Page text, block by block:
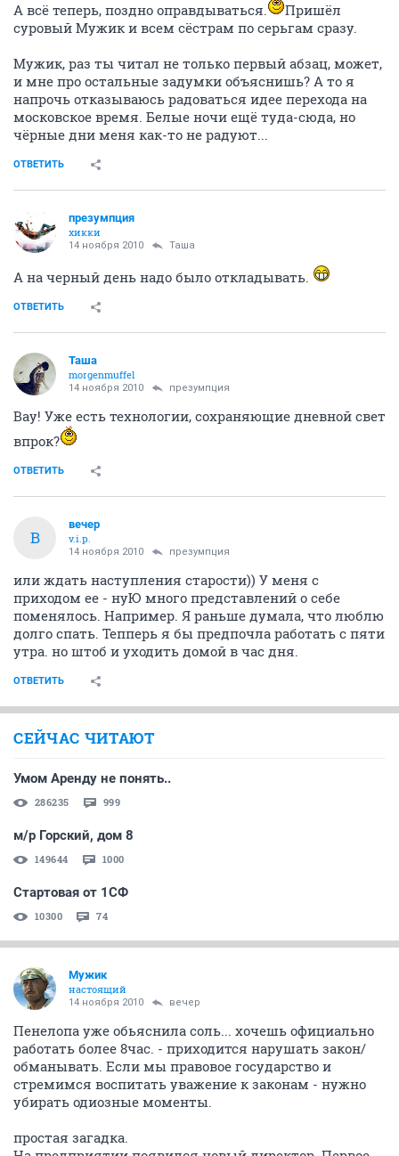
А всё теперь, поздно оправдываться.
Пришёл
суровый Мужик и всем сёстрам по серьгам сразу.
Мужик, раз ты читал не только первый абзац, может,
и мне про остальные задумки объяснишь? А то я
напрочь отказываюсь радоваться идее перехода на
московское время. Белые ночи ещё туда-сюда, но
чёрные дни меня как-то не радуют...
ОТВЕТИТЬ
презумпция
хикки
14 ноября 2010 Таша
А на черный день надо было откладывать.
ОТВЕТИТЬ
Таша
morgenmuffel
14 ноября 2010 презумпция
Вау! Уже есть технологии, сохраняющие дневной свет
впрок?
ОТВЕТИТЬ
В
вечер
v.i.p.
14 ноября 2010 презумпция
или ждать наступления старости)) У меня с
приходом ее - нуЮ много представлений о себе
поменялось. Например. Я раньше думала, что люблю
долго спать. Тепперь я бы предпочла работать с пяти
утра. но штоб и уходить домой в час дня.
ОТВЕТИТЬ
СЕЙЧАС ЧИТАЮТ
Умом Аренду не понять..
286235 999
м/р Горский, дом 8
149644 1000
Стартовая от 1СФ
10300 74
Мужик
настоящий
14 ноября 2010 вечер
Пенелопа уже обьяснила соль... хочешь официально
работать более 8час. - приходится нарушать закон/
обманывать. Если мы правовое государство и
стремимся воспитать уважение к законам - нужно
убирать одиозные моменты.
простая загадка.